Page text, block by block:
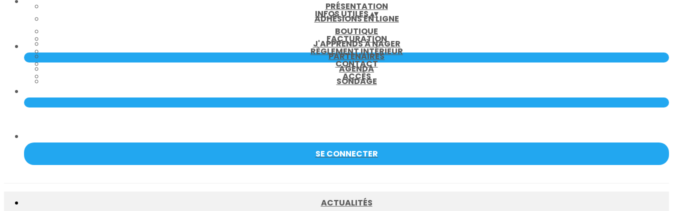
PRÉSENTATION
ADHÉSIONS EN LIGNE
BOUTIQUE
J'APPRENDS À NAGER
PARTENAIRES
AGENDA
SONDAGE
INFOS UTILES▴▾
FACTURATION
RÈGLEMENT INTÉRIEUR
CONTACT
ACCÈS
SE CONNECTER
ACTUALITÉS